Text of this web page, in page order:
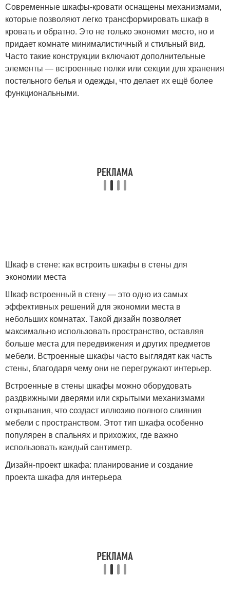
Современные шкафы-кровати оснащены механизмами,
которые позволяют легко трансформировать шкаф в
кровать и обратно. Это не только экономит место, но и
придает комнате минималистичный и стильный вид.
Часто такие конструкции включают дополнительные
элементы — встроенные полки или секции для хранения
постельного белья и одежды, что делает их ещё более
функциональными.
Шкаф в стене: как встроить шкафы в стены для
экономии места
Шкаф встроенный в стену — это одно из самых
эффективных решений для экономии места в
небольших комнатах. Такой дизайн позволяет
максимально использовать пространство, оставляя
больше места для передвижения и других предметов
мебели. Встроенные шкафы часто выглядят как часть
стены, благодаря чему они не перегружают интерьер.
Встроенные в стены шкафы можно оборудовать
раздвижными дверями или скрытыми механизмами
открывания, что создаст иллюзию полного слияния
мебели с пространством. Этот тип шкафа особенно
популярен в спальнях и прихожих, где важно
использовать каждый сантиметр.
Дизайн-проект шкафа: планирование и создание
проекта шкафа для интерьера